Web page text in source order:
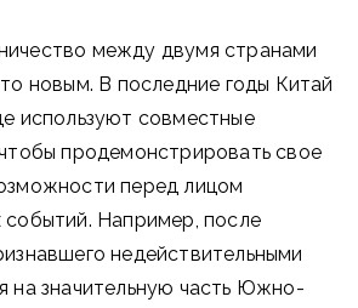
между двумя странами
новым. В последние годы Китай
используют совместные
продемонстрировать свое
перед лицом
событий. Например, после
недействительными
на значительную часть Южно-